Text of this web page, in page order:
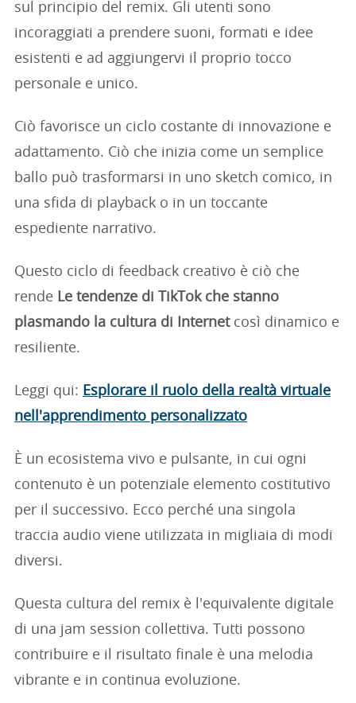
sul principio del remix. Gli utenti sono
incoraggiati a prendere suoni, formati e idee
esistenti e ad aggiungervi il proprio tocco
personale e unico.
Ciò favorisce un ciclo costante di innovazione e
adattamento. Ciò che inizia come un semplice
ballo può trasformarsi in uno sketch comico, in
una sfida di playback o in un toccante
espediente narrativo.
Questo ciclo di feedback creativo è ciò che
rende Le tendenze di TikTok che stanno
plasmando la cultura di Internetcosì dinamico e
resiliente.
Leggi qui: Esplorare il ruolo della realtà virtuale
nell'apprendimento personalizzato
È un ecosistema vivo e pulsante, in cui ogni
contenuto è un potenziale elemento costitutivo
per il successivo. Ecco perché una singola
traccia audio viene utilizzata in migliaia di modi
diversi.
Questa cultura del remix è l'equivalente digitale
di una jam session collettiva. Tutti possono
contribuire e il risultato finale è una melodia
vibrante e in continua evoluzione.